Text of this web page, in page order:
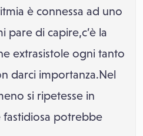
è connessa ad uno
pare di capire,c’è la
extrasistole ogni tanto
darci importanza.Nel
si ripetesse in
potrebbe